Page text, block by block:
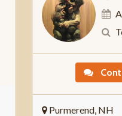
Purmerend, NH